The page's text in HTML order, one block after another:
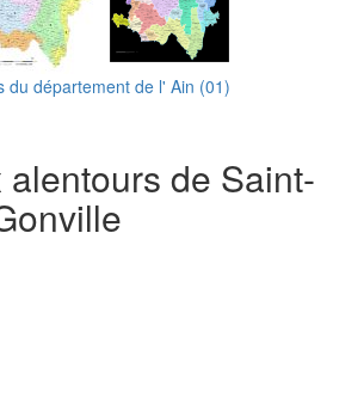
du département de l' Ain (01)
de Saint-